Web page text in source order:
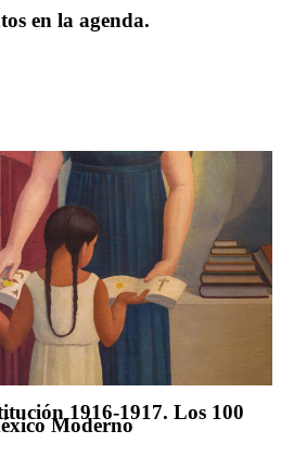
en la agenda.
1916-1917. Los 100
Moderno